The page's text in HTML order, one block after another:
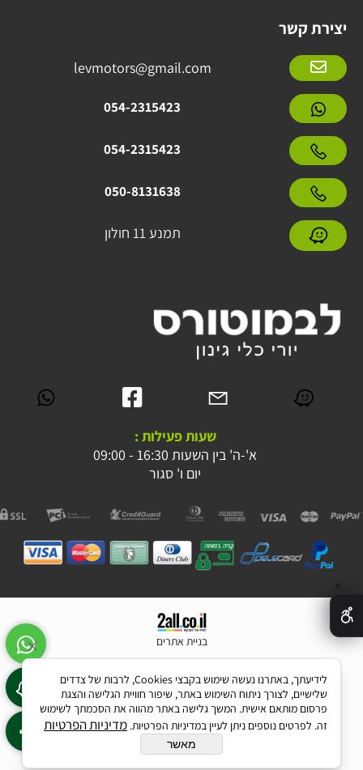
יצירת קשר
levmotors@gmail.com
054-2315423
054-2315423
050-8131638
תמנע 11 חולון
שעות פעילות :
א'-ה' בין השעות 16:30 - 09:00
יום ו' סגור
בניית אתרים
לידיעתך, באתרנו נעשה שימוש בקבצי Cookies, לרבות של צדדים
שלישיים, לצורך ניתוח השימוש באתר, שיפור חוויית הגלישה והצגת
פרסום מותאם אישית. המשך גלישה באתר מהווה את הסכמתך לשימוש
זה. לפרטים נוספים ניתן לעיין במדיניות הפרטיות. מדיניות הפרטיות
מאשר